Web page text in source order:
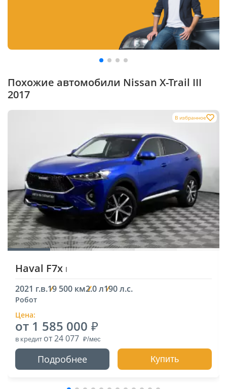
Похожие автомобили Nissan X-Trail III
2017
В избранное
Haval F7x I
2021 г.в.19 500 км2.0 л190 л.с.
Робот
Цена:
от 1 585 000
в кредит от 24 077
Подробнее Купить